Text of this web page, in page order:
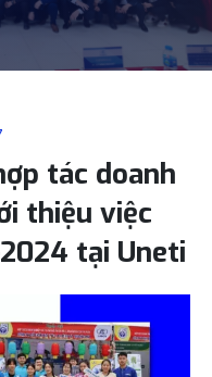
tác doanh
thiệu việc
tại Uneti